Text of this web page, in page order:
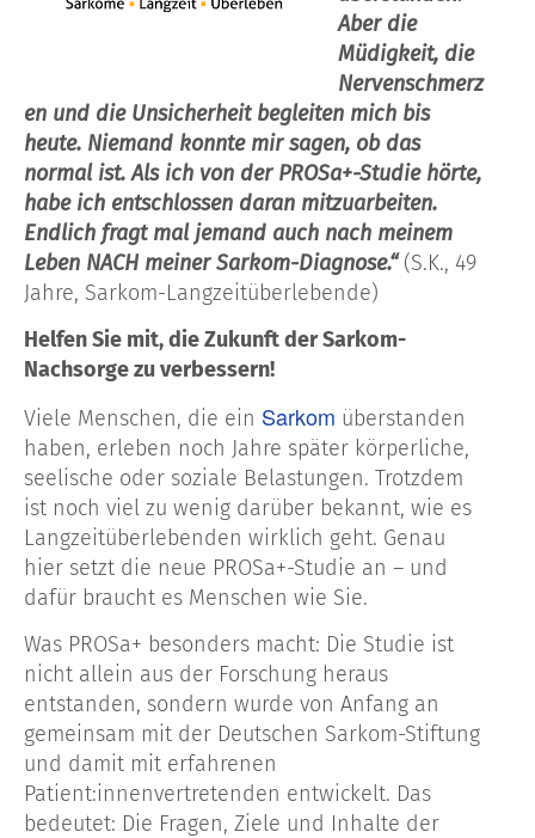
Aber die
Müdigkeit, die
Nervenschmerz
en und die Unsicherheit begleiten mich bis
heute. Niemand konnte mir sagen, ob das
normal ist. Als ich von der PROSa+-Studie hörte,
habe ich entschlossen daran mitzuarbeiten.
Endlich fragt mal jemand auch nach meinem
Leben NACH meiner Sarkom-Diagnose.“(S.K., 49
Jahre, Sarkom-Langzeitüberlebende)
Helfen Sie mit, die Zukunft der Sarkom-
Nachsorge zu verbessern!
Viele Menschen, die ein Sarkom überstanden
haben, erleben noch Jahre später körperliche,
seelische oder soziale Belastungen. Trotzdem
ist noch viel zu wenig darüber bekannt, wie es
Langzeitüberlebenden wirklich geht. Genau
hier setzt die neue PROSa+-Studie an – und
dafür braucht es Menschen wie Sie.
Was PROSa+ besonders macht: Die Studie ist
nicht allein aus der Forschung heraus
entstanden, sondern wurde von Anfang an
gemeinsam mit der Deutschen Sarkom-Stiftung
und damit mit erfahrenen
Patient:innenvertretenden entwickelt. Das
bedeutet: Die Fragen, Ziele und Inhalte der